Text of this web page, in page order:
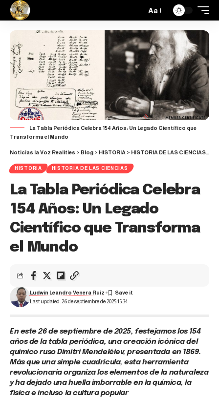
Aa
La Tabla Periódica Celebra 154 Años: Un Legado Científico que
Transforma el Mundo
Noticias la Voz Realities > Blog > HISTORIA > HISTORIA DE LAS CIENCIAS>
HISTORIA HISTORIA DE LAS CIENCIAS
La Tabla Periódica Celebra
154 Años: Un Legado
Científico que Transforma
el Mundo
Last updated: 26 de septiembre de 2025 15:34
Ludwin Leandro Venera Ruiz
En este 26 de septiembre de 2025, festejamos los 154
años de la tabla periódica, una creación icónica del
químico ruso Dimitri Mendeléiev, presentada en 1869.
Más que una simple cuadrícula, esta herramienta
revolucionaria organiza los elementos de la naturaleza
y ha dejado una huella imborrable en la química, la
física e incluso la cultura popular